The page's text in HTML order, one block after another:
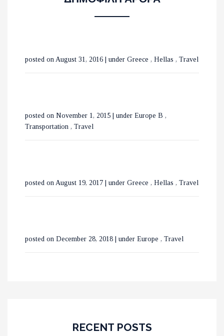
posted on August 31, 2016 under Greece , Hellas , Travel
posted on November 1, 2015 under Europe B ,
Transportation , Travel
posted on August 19, 2017 under Greece , Hellas , Travel
ΒΟΥΚΟΥΡΕΣΤΙ ΣΕ 3 ΗΜΕΡΕΣ
posted on December 28, 2018 under Europe , Travel
RECENT POSTS